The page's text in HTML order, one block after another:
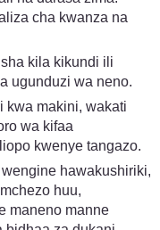
cha kwanza na
kila kikundi ili
ugunduzi wa neno.
kwa makini, wakati
wa kifaa
kwenye tangazo.
hawakushiriki,
huu,
maneno manne